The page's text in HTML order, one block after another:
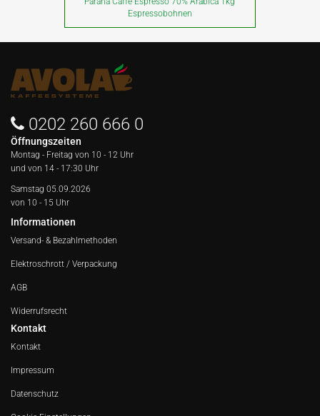
Espressobohnen
0202 260 666 0
Öffnungszeiten
Montag - Freitag von 10 - 12 Uhr
und von 14 - 17:30 Uhr
Samstag 05.09.2026
von 10 - 15 Uhr
Informationen
Versand- & Bezahlmethoden
Elektroschrott / Verpackung
AGB
Widerrufsrecht
Kontakt
Kontakt
Impressum
Datenschutz